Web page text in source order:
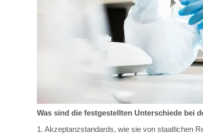
Was sind die festgestellten Unterschiede bei
1. Akzeptanzstandards, wie sie von staatlichen